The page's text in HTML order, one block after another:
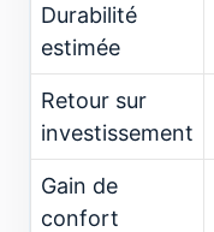
Durabilité
estimée
Retour sur
investissement
Gain de
confort